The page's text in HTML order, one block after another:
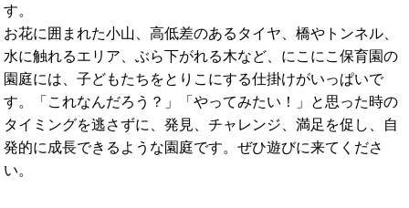
お花に囲まれた小山、高低差のあるタイヤ、橋やトンネル、
水に触れるエリア、ぶら下がれる木など、にこにこ保育園の
園庭には、子どもたちをとりこにする仕掛けがいっぱいで
す。「これなんだろう？」「やってみたい！」と思った時の
タイミングを逃さずに、発見、チャレンジ、満足を促し、自
発的に成長できるような園庭です。ぜひ遊びに来てくださ
い。